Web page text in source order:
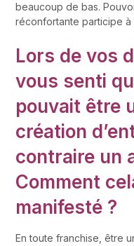
beaucoup de bas.
réconfortante participe à
Lors de vos
vous senti
pouvait être
création
contraire un
Comment
manifesté ?
En toute franchise, être